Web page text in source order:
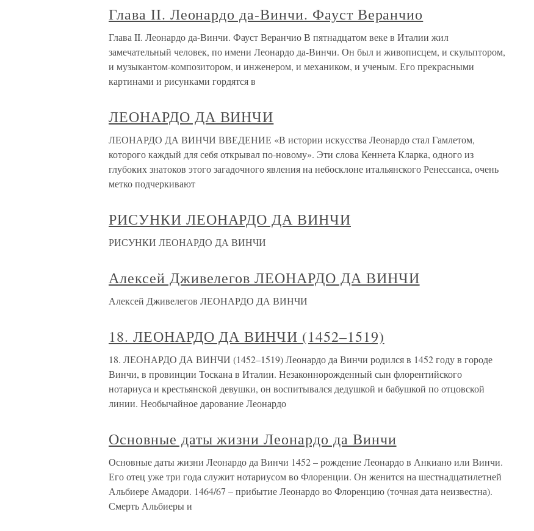
Глава II. Леонардо да-Винчи. Фауст Веранчио
Глава II. Леонардо да-Винчи. Фауст Веранчио В пятнадцатом веке в Италии жил
замечательный человек, по имени Леонардо да-Винчи. Он был и живописцем, и скульптором,
и музыкантом-композитором, и инженером, и механиком, и ученым. Его прекрасными
картинами и рисунками гордятся в
ЛЕОНАРДО ДА ВИНЧИ
ЛЕОНАРДО ДА ВИНЧИ ВВЕДЕНИЕ «В истории искусства Леонардо стал Гамлетом,
которого каждый для себя открывал по-новому». Эти слова Кеннета Кларка, одного из
глубоких знатоков этого загадочного явления на небосклоне итальянского Ренессанса, очень
метко подчеркивают
РИСУНКИ ЛЕОНАРДО ДА ВИНЧИ
РИСУНКИ ЛЕОНАРДО ДА ВИНЧИ
Алексей Дживелегов ЛЕОНАРДО ДА ВИНЧИ
Алексей Дживелегов ЛЕОНАРДО ДА ВИНЧИ
18. ЛЕОНАРДО ДА ВИНЧИ (1452–1519)
18. ЛЕОНАРДО ДА ВИНЧИ (1452–1519) Леонардо да Винчи родился в 1452 году в городе
Винчи, в провинции Тоскана в Италии. Незаконнорожденный сын флорентийского
нотариуса и крестьянской девушки, он воспитывался дедушкой и бабушкой по отцовской
линии. Необычайное дарование Леонардо
Основные даты жизни Леонардо да Винчи
Основные даты жизни Леонардо да Винчи 1452 – рождение Леонардо в Анкиано или Винчи.
Его отец уже три года служит нотариусом во Флоренции. Он женится на шестнадцатилетней
Альбиере Амадори. 1464/67 – прибытие Леонардо во Флоренцию (точная дата неизвестна).
Смерть Альбиеры и